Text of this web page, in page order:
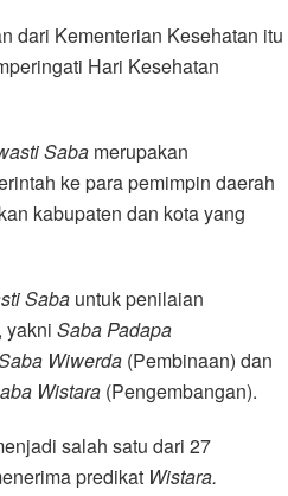
dari Kementerian Kesehatan itu
Hari Kesehatan
Saba merupakan
ke para pemimpin daerah
kabupaten dan kota yang
Saba untuk penilaian
yakni Saba Padapa
Wiwerda (Pembinaan) dan
Wistara (Pengembangan).
salah satu dari 27
predikat Wistara.